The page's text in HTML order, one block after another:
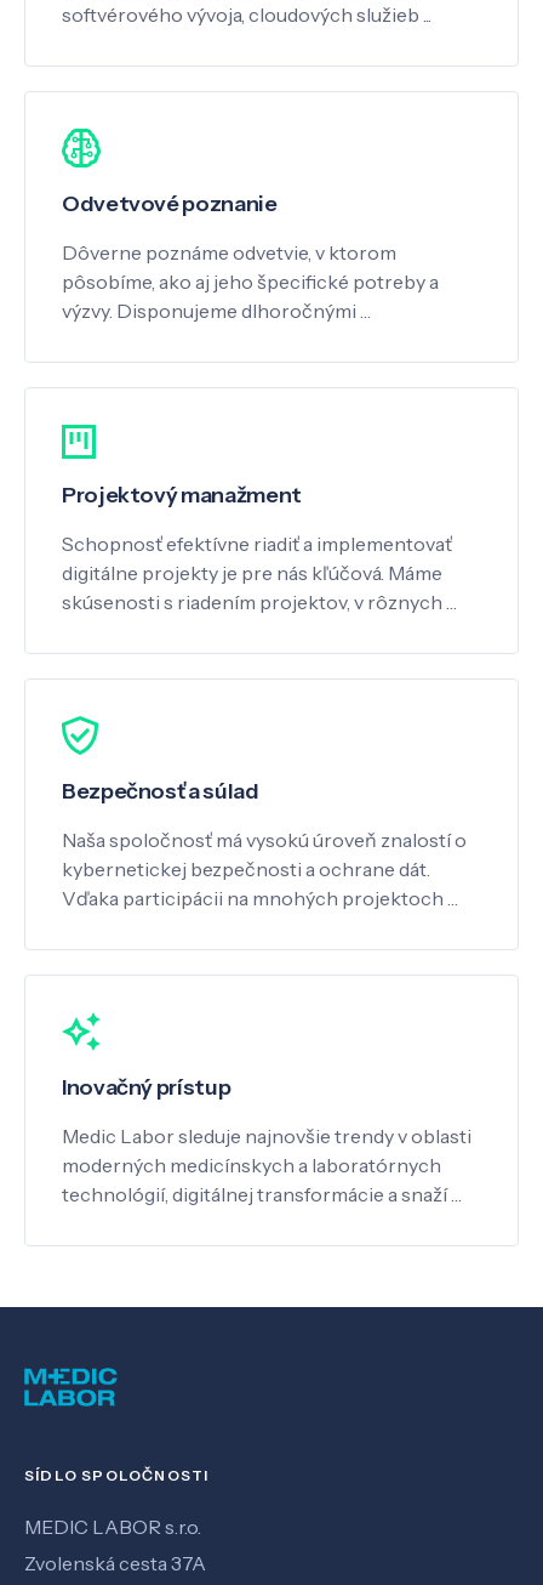
softvérového vývoja, cloudových služieb ...
Odvetvové poznanie
Dôverne poznáme odvetvie, v ktorom
pôsobíme, ako aj jeho špecifické potreby a
výzvy. Disponujeme dlhoročnými …
Projektový manažment
Schopnosť efektívne riadiť a implementovať
digitálne projekty je pre nás kľúčová. Máme
skúsenosti s riadením projektov, v rôznych …
Bezpečnosť a súlad
Naša spoločnosť má vysokú úroveň znalostí o
kybernetickej bezpečnosti a ochrane dát.
Vďaka participácii na mnohých projektoch …
Inovačný prístup
Medic Labor sleduje najnovšie trendy v oblasti
moderných medicínskych a laboratórnych
technológií, digitálnej transformácie a snaží …
SÍDLO SPOLOČNOSTI
MEDIC LABOR s.r.o.
Zvolenská cesta 37A